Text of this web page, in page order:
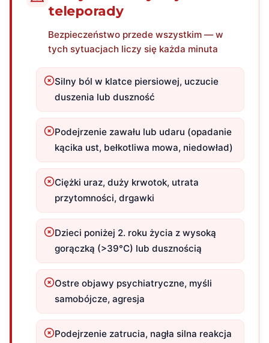
teleporady
Bezpieczeństwo przede wszystkim — w
tych sytuacjach liczy się każda minuta
Silny ból w klatce piersiowej, uczucie
duszenia lub duszność
Podejrzenie zawału lub udaru (opadanie
kącika ust, bełkotliwa mowa, niedowład)
Ciężki uraz, duży krwotok, utrata
przytomności, drgawki
Dzieci poniżej 2. roku życia z wysoką
gorączką (>39°C) lub dusznością
Ostre objawy psychiatryczne, myśli
samobójcze, agresja
Podejrzenie zatrucia, nagła silna reakcja